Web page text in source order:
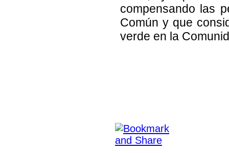
compensando las
Común y que
verde en la